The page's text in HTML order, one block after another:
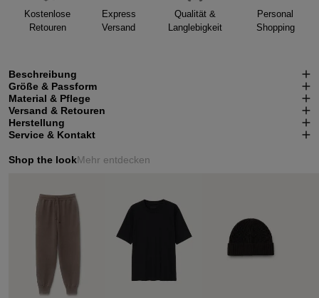
Kostenlose
Retouren
Express
Versand
Qualität &
Langlebigkeit
Personal
Shopping
Beschreibung
Größe & Passform
Material & Pflege
Versand & Retouren
Herstellung
Service & Kontakt
Shop the lookMehr entdecken